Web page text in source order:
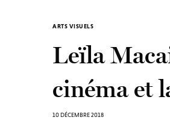
ARTS VISUELS
Leïla
cinéma et
10 DÉCEMBRE 2018